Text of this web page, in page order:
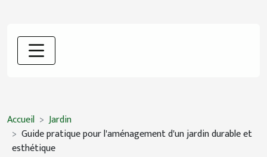
Accueil
Jardin
Guide pratique pour l'aménagement d'un jardin durable et
esthétique